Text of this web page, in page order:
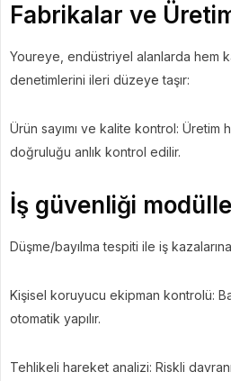
Fabrikalar ve
Youreye, endüstriyel alanlarda hem
denetimlerini ileri düzeye taşır:
Ürün sayımı ve kalite kontrol: Üretim
doğruluğu anlık kontrol edilir.
İş güvenliği
Düşme/bayılma tespiti ile iş
Kişisel koruyucu ekipman kontrolü:
otomatik yapılır.
Tehlikeli hareket analizi: Riskli